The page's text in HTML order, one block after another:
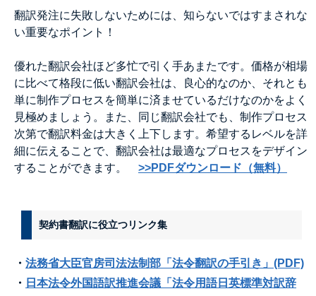
翻訳発注に失敗しないためには、知らないではすまされな
い重要なポイント！
優れた翻訳会社ほど多忙で引く手あまたです。価格が相場
に比べて格段に低い翻訳会社は、良心的なのか、それとも
単に制作プロセスを簡単に済ませているだけなのかをよく
見極めましょう。また、同じ翻訳会社でも、制作プロセス
次第で翻訳料金は大きく上下します。希望するレベルを詳
細に伝えることで、翻訳会社は最適なプロセスをデザイン
することができます。 >>PDFダウンロード（無料）
契約書翻訳に役立つリンク集
・ 法務省大臣官房司法法制部「法令翻訳の手引き」(PDF)
・ 日本法令外国語訳推進会議「法令用語日英標準対訳辞